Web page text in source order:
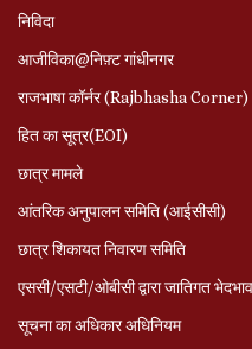
निविदा
आजीविका@निफ़्ट गांधीनगर
राजभाषा कॉर्नर (Rajbhasha Corner)
हित का सूत्र(EOI)
छात्र मामले
आंतरिक अनुपालन समिति (आईसीसी)
छात्र शिकायत निवारण समिति
एससी/एसटी/ओबीसी द्वारा जातिगत
सूचना का अधिकार अधिनियम